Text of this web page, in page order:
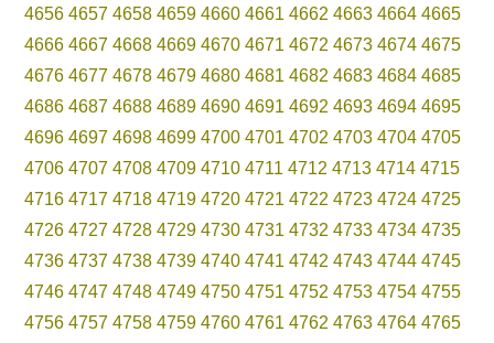
4656 4657 4658 4659 4660 4661 4662 4663 4664 4665
4666 4667 4668 4669 4670 4671 4672 4673 4674 4675
4676 4677 4678 4679 4680 4681 4682 4683 4684 4685
4686 4687 4688 4689 4690 4691 4692 4693 4694 4695
4696 4697 4698 4699 4700 4701 4702 4703 4704 4705
4706 4707 4708 4709 4710 4711 4712 4713 4714 4715
4716 4717 4718 4719 4720 4721 4722 4723 4724 4725
4726 4727 4728 4729 4730 4731 4732 4733 4734 4735
4736 4737 4738 4739 4740 4741 4742 4743 4744 4745
4746 4747 4748 4749 4750 4751 4752 4753 4754 4755
4756 4757 4758 4759 4760 4761 4762 4763 4764 4765